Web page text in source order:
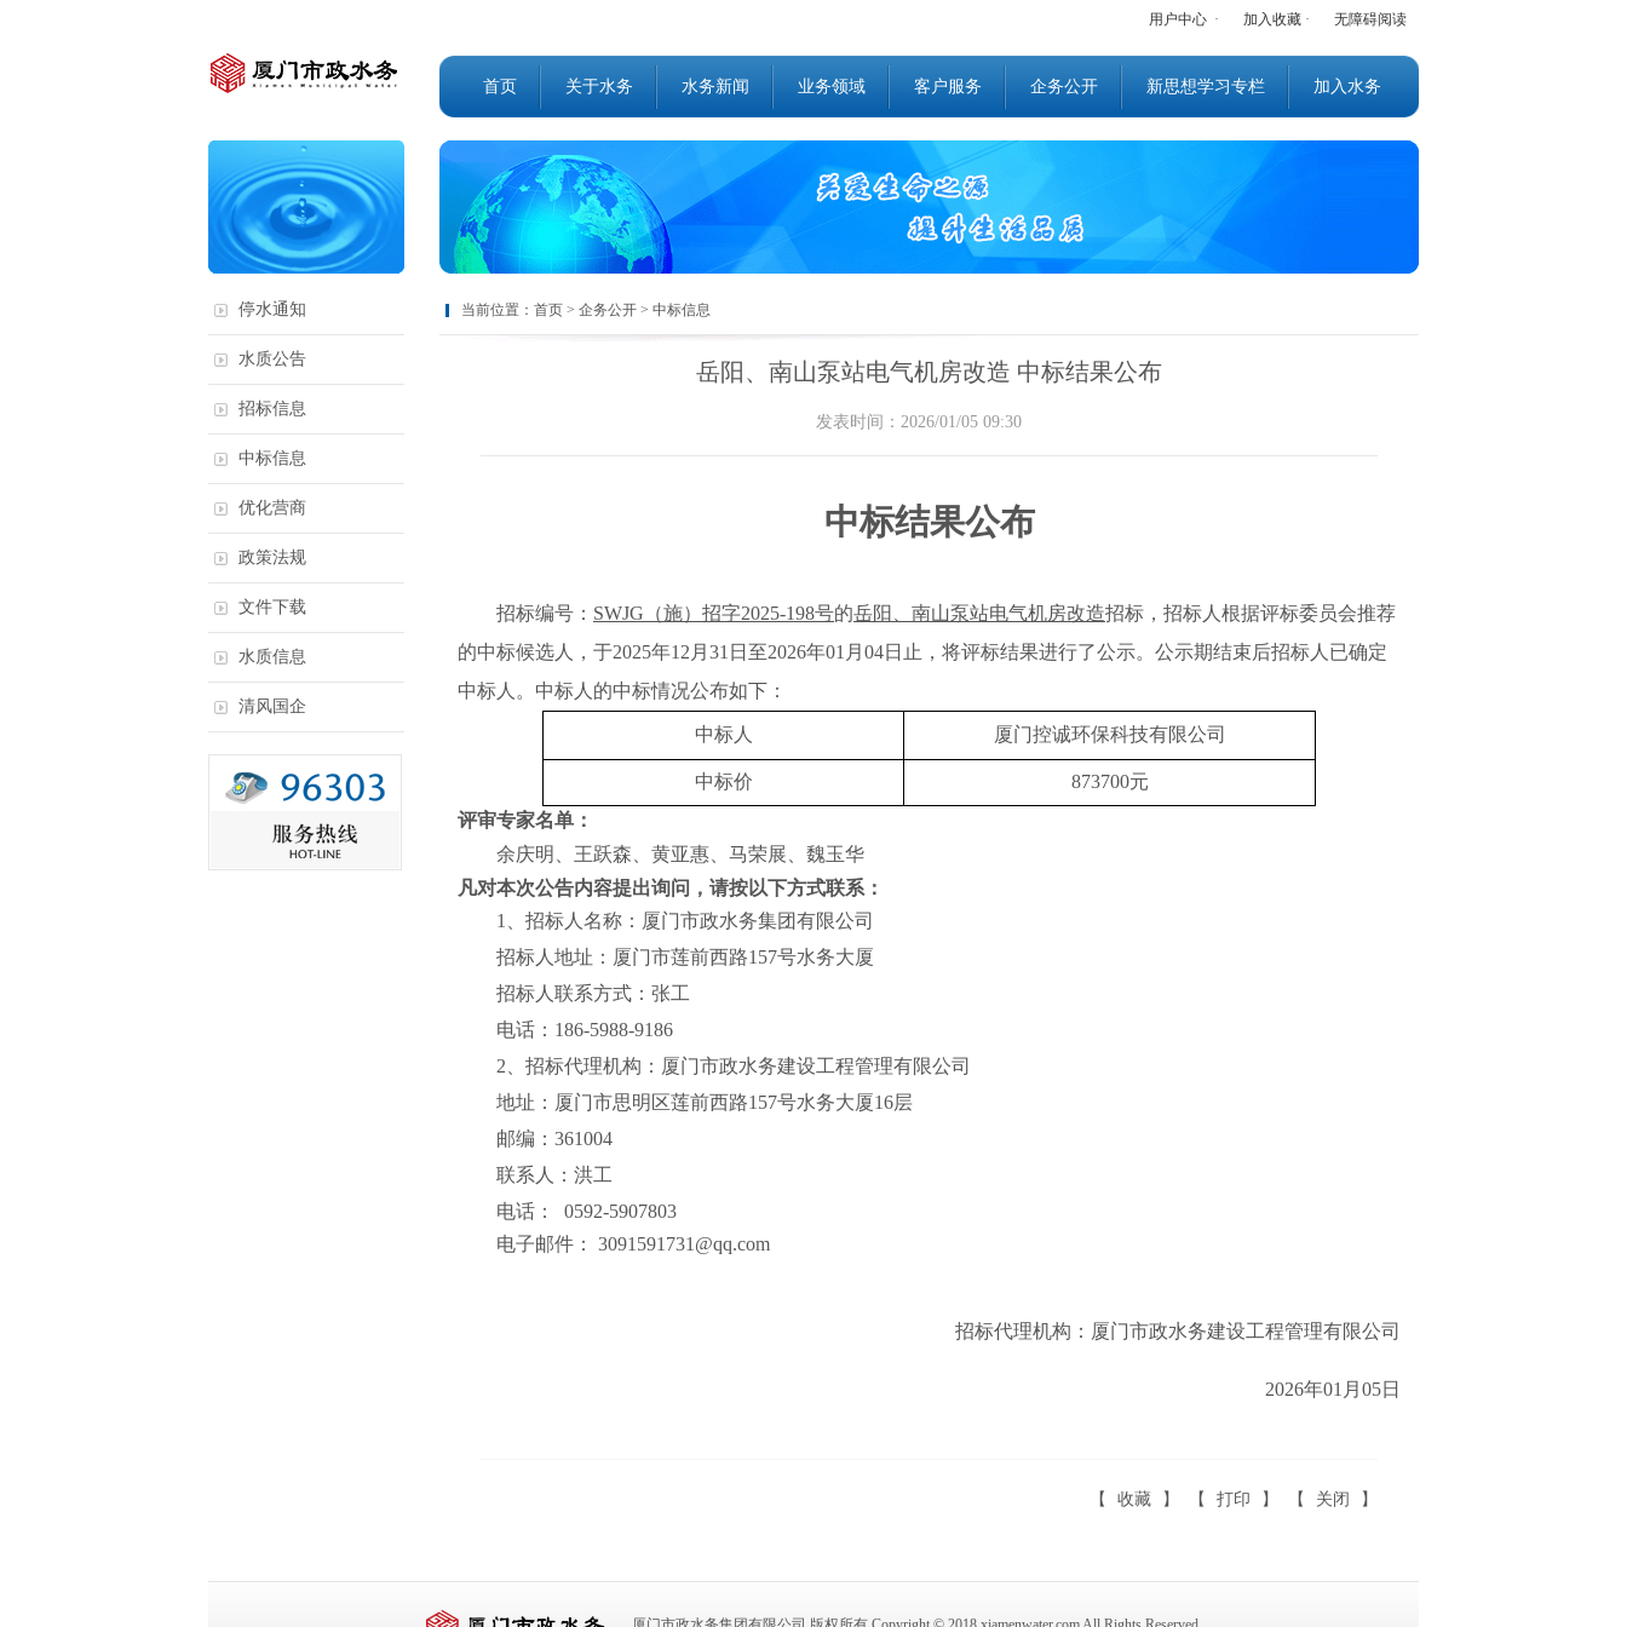
用户中心 · 加入收藏 · 无障碍阅读
首页 关于水务 水务新闻 业务领域 客户服务 企务公开 新思想学习专栏 加入水务
停水通知
水质公告
招标信息
中标信息
优化营商
政策法规
文件下载
水质信息
清风国企
当前位置： 首页 > 企务公开 > 中标信息
岳阳、南山泵站电气机房改造 中标结果公布
发表时间：2026/01/05 09:30
中标结果公布
招标编号： SWJG （施）招字2025-198号的岳阳、南山泵站电气机房改造招标 ，招标人根据评标委员会推荐
的中标候选人，于2025年12 月 31 日至2026年01 月 04日止，将评标结果进行了公示。公示期结束后招标人已确定
中标人。中标人的中标情况公布如下：
中标人 厦门控诚环保科技有限公司
中标价 873700元
评审专家名单：
余庆明、王跃森、黄亚惠、马荣展、魏玉华
凡对本次公告内容提出询问，请按以下方式联系：
1
、招标人名称：厦门市政水务集团有限公司
招标人地址：厦门市莲前西路157号水务大厦
招标人联系方式：张工
电话： 186-5988-9186
2 、招标代理机构：厦门市政水务建设工程管理有限公司
地址：厦门市思明区莲前西路157号水务大厦16层
邮编： 361004
联系人：洪工
电话：
0592-5907803
电子邮件：
3091591731@qq.com
招标代理机构：厦门市政水务建设工程管理有限公司
2026年01 月 05日
【 收藏 】 【 打印 】 【 关闭 】